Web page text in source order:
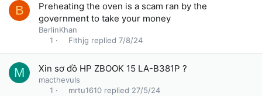
B
Preheating the oven is a scam ran by the
government to take your money
BerlinKhan
1
7/8/24
Flthjg
M Xin sơ đồ HP ZBOOK 15 LA-B381P ?
macthevuls
1
27/5/24
mrtu1610